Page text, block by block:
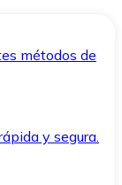
métodos de
y segura.